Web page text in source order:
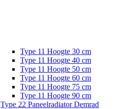
Type 11 Hoogte 30 cm
Type 11 Hoogte 40 cm
Type 11 Hoogte 50 cm
Type 11 Hoogte 60 cm
Type 11 Hoogte 75 cm
Type 11 Hoogte 90 cm
Type 22 Paneelradiator Demrad